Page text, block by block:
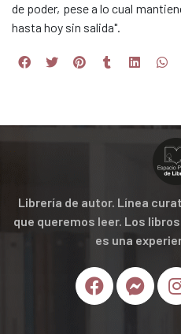
de poder, pese a lo cual
hasta hoy sin salida".
Librería de autor. Línea
que queremos leer. Los
es una